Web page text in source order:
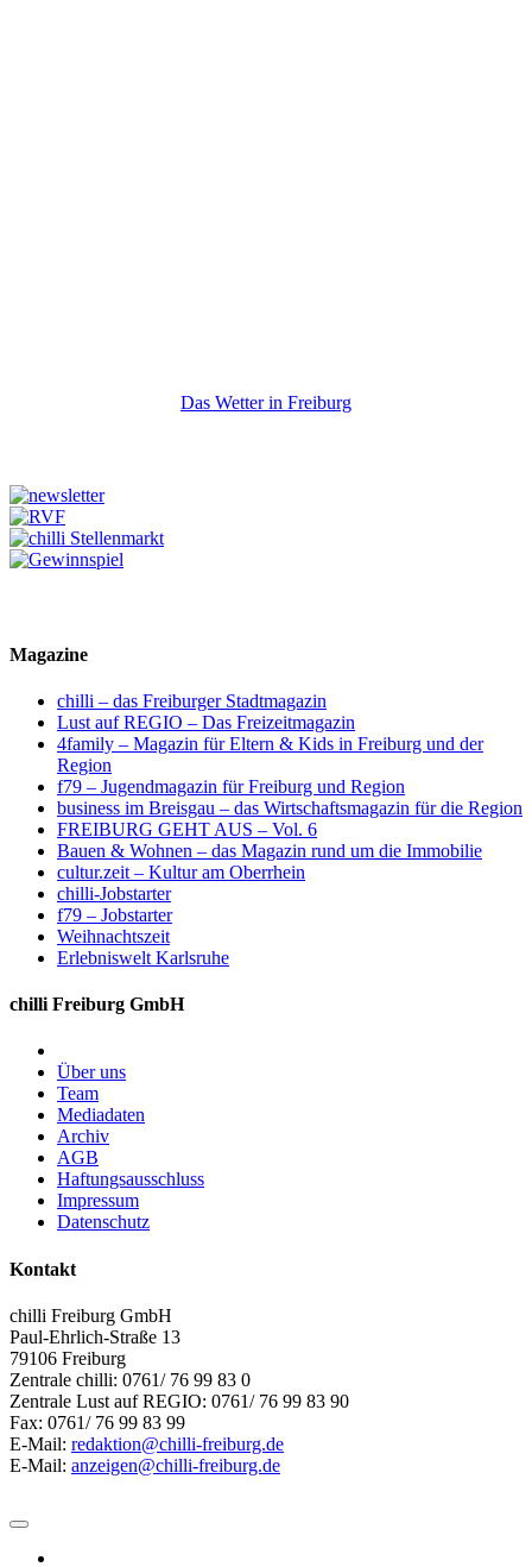
Das Wetter in Freiburg
Magazine
chilli – das Freiburger Stadtmagazin
Lust auf REGIO – Das Freizeitmagazin
4family – Magazin für Eltern & Kids in Freiburg und der
Region
f79 – Jugendmagazin für Freiburg und Region
business im Breisgau – das Wirtschaftsmagazin für die Region
FREIBURG GEHT AUS – Vol. 6
Bauen & Wohnen – das Magazin rund um die Immobilie
cultur.zeit – Kultur am Oberrhein
chilli-Jobstarter
f79 – Jobstarter
Weihnachtszeit
Erlebniswelt Karlsruhe
chilli Freiburg GmbH
Über uns
Team
Mediadaten
Archiv
AGB
Haftungsausschluss
Impressum
Datenschutz
Kontakt
chilli Freiburg GmbH
Paul-Ehrlich-Straße 13
79106 Freiburg
Zentrale chilli: 0761/ 76 99 83 0
Zentrale Lust auf REGIO: 0761/ 76 99 83 90
Fax: 0761/ 76 99 83 99
E-Mail: redaktion@chilli-freiburg.de
E-Mail: anzeigen@chilli-freiburg.de